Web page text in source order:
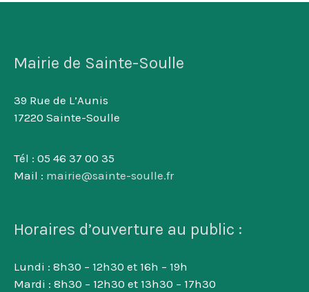
Mairie de Sainte-Soulle
39 Rue de L’Aunis
17220 Sainte-Soulle
Tél : 05 46 37 00 35
Mail : mairie@sainte-soulle.fr
Horaires d’ouverture au public :
Lundi : 8h30 – 12h30 et 16h – 19h
Mardi : 8h30 – 12h30 et 13h30 – 17h30